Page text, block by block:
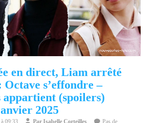
en direct, Liam arrêté
Octave s’effondre –
appartient (spoilers)
2025